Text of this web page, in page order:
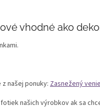
vhodné ako
našej ponuky: Zasnežený
našich výrobkov ak sa